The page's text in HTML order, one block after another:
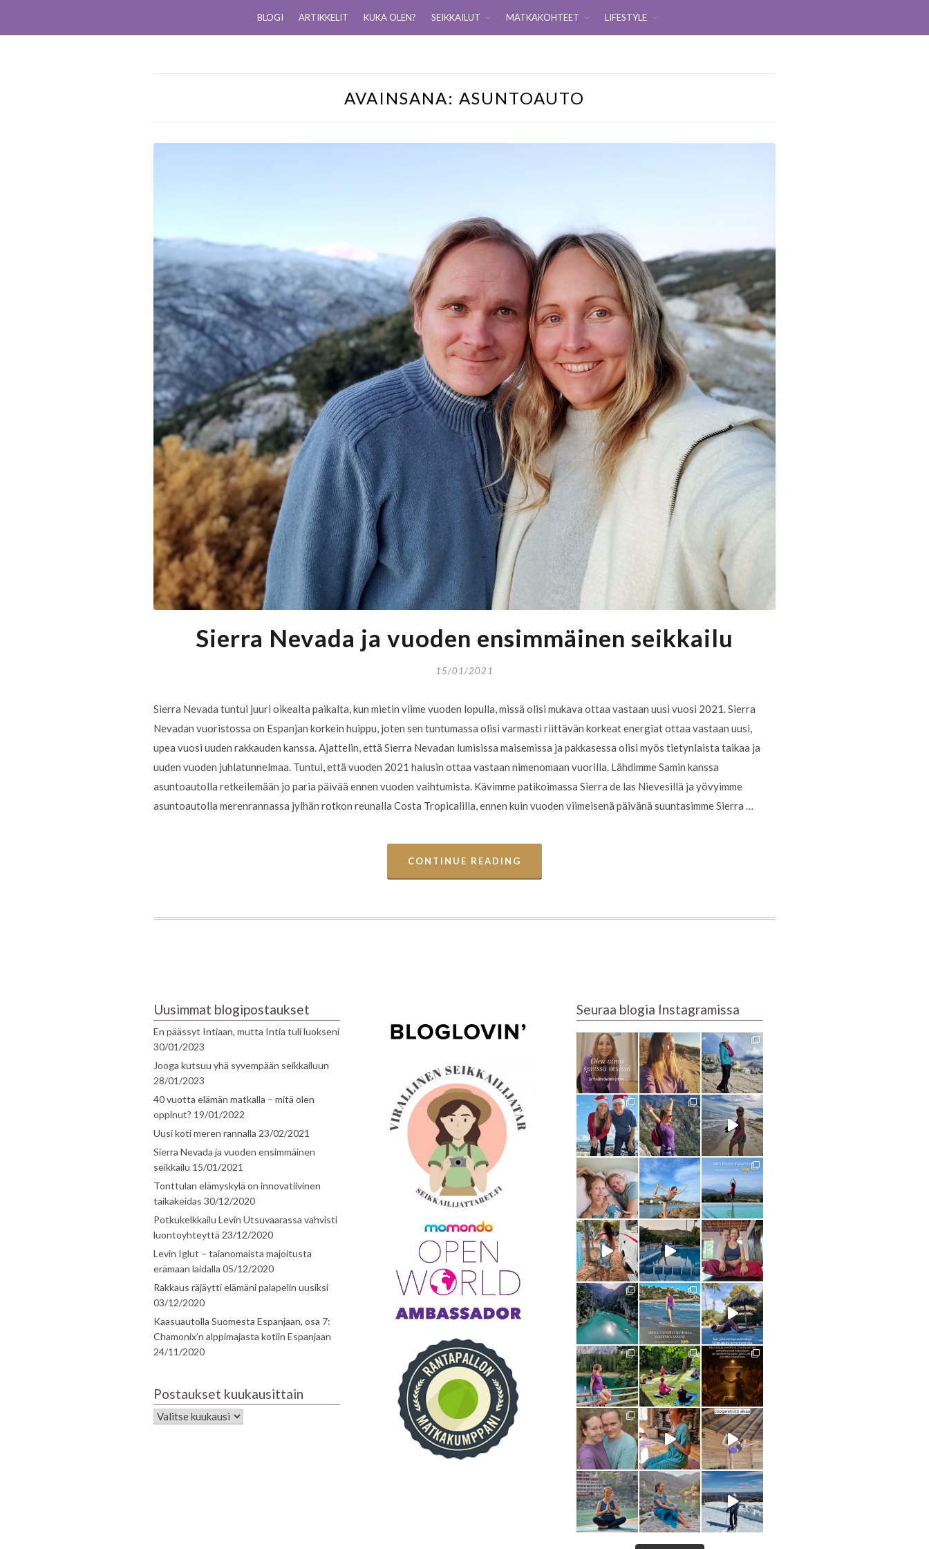
BLOGI ARTIKKELIT KUKA OLEN? SEIKKAILUT MATKAKOHTEET LIFESTYLE
AVAINSANA: ASUNTOAUTO
Sierra Nevada ja vuoden ensimmäinen seikkailu
15/01/2021
Sierra Nevada tuntui juuri oikealta paikalta, kun mietin viime vuoden lopulla, missä olisi mukava ottaa vastaan uusi vuosi 2021. Sierra
Nevadan vuoristossa on Espanjan korkein huippu, joten sen tuntumassa olisi varmasti riittävän korkeat energiat ottaa vastaan uusi,
upea vuosi uuden rakkauden kanssa. Ajattelin, että Sierra Nevadan lumisissa maisemissa ja pakkasessa olisi myös tietynlaista taikaa ja
uuden vuoden juhlatunnelmaa. Tuntui, että vuoden 2021 halusin ottaa vastaan nimenomaan vuorilla. Lähdimme Samin kanssa
asuntoautolla retkeilemään jo paria päivää ennen vuoden vaihtumista. Kävimme patikoimassa Sierra de las Nievesillä ja yövyimme
asuntoautolla merenrannassa jylhän rotkon reunalla Costa Tropicalilla, ennen kuin vuoden viimeisenä päivänä suuntasimme Sierra …
CONTINUE READING
Uusimmat blogipostaukset
En päässyt Intiaan, mutta Intia tuli luokseni
30/01/2023
Jooga kutsuu yhä syvempään seikkailuun
28/01/2023
40 vuotta elämän matkalla – mitä olen
oppinut? 19/01/2022
Uusi koti meren rannalla 23/02/2021
Sierra Nevada ja vuoden ensimmäinen
seikkailu 15/01/2021
Tonttulan elämyskylä on innovatiivinen
taikakeidas 30/12/2020
Potkukelkkailu Levin Utsuvaarassa vahvisti
luontoyhteyttä 23/12/2020
Levin Iglut – taianomaista majoitusta
erämaan laidalla 05/12/2020
Rakkaus räjäytti elämäni palapelin uusiksi
03/12/2020
Kaasuautolla Suomesta Espanjaan, osa 7:
Chamonix’n alppimajasta kotiin Espanjaan
24/11/2020
Postaukset kuukausittain
Seuraa blogia Instagramissa